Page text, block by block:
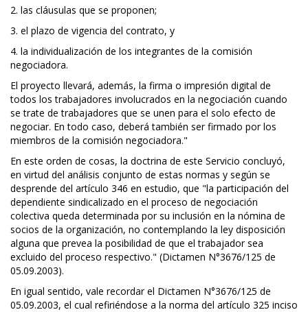
2. las cláusulas que se proponen;
3. el plazo de vigencia del contrato, y
4. la individualización de los integrantes de la comisión
negociadora.
El proyecto llevará, además, la firma o impresión digital de
todos los trabajadores involucrados en la negociación cuando
se trate de trabajadores que se unen para el solo efecto de
negociar. En todo caso, deberá también ser firmado por los
miembros de la comisión negociadora."
En este orden de cosas, la doctrina de este Servicio concluyó,
en virtud del análisis conjunto de estas normas y según se
desprende del artículo 346 en estudio, que "la participación del
dependiente sindicalizado en el proceso de negociación
colectiva queda determinada por su inclusión en la nómina de
socios de la organización, no contemplando la ley disposición
alguna que prevea la posibilidad de que el trabajador sea
excluido del proceso respectivo." (Dictamen N°3676/125 de
05.09.2003).
En igual sentido, vale recordar el Dictamen N°3676/125 de
05.09.2003, el cual refiriéndose a la norma del artículo 325 inciso